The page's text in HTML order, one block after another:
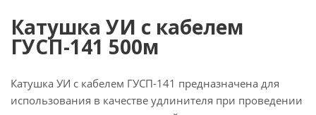
Катушка УИ с кабелем
ГУСП-141 500м
Катушка УИ с кабелем ГУСП-141 предназначена для
использования в качестве удлинителя при проведении